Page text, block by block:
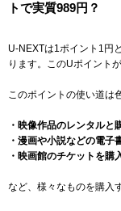
トで実質989円？
U-NEXTは1ポイント1円
ります。このUポイント
このポイントの使い道は
・映像作品のレンタルと
・漫画や小説などの電子
・映画館のチケットを購
など、様々なものを購入